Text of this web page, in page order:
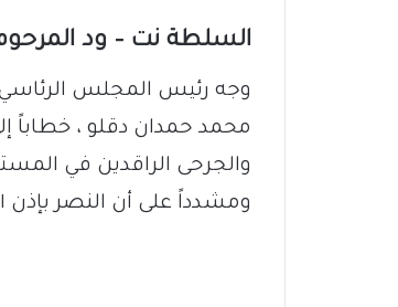
السلطة نت – ود
وجه رئيس المجلس الرئاسي
محمد حمدان دقلو ، خطاباً
والجرحى الراقدين في
ومشدداً على أن النصر بإذن